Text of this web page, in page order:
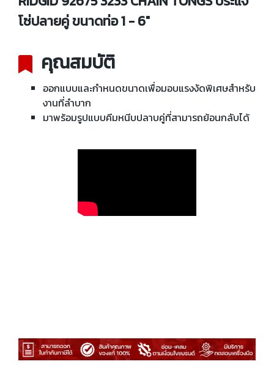
โซ่ปลายคู่ ขนาดท่อ 1 - 6"
คุณสมบัติ
ออกแบบและกำหนดขนาดเพื่อมอบแรงงัดพิเศษสำหรับ
งานที่ลำบาก
มาพร้อมรูปแบบคีมหนีบปลาบคู่ที่สามารถย้อนกลับได้